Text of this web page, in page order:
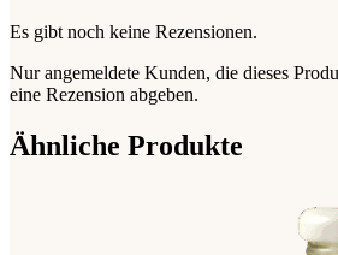
Es gibt noch keine Rezensionen.
Nur angemeldete Kunden, die dieses
eine Rezension abgeben.
Ähnliche Produkte